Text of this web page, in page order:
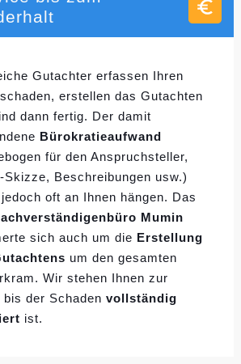
Gutachter erfassen Ihren
erstellen das Gutachten
dann fertig. Der damit
Bürokratieaufwand
für den Anspruchsteller,
Skizze, Beschreibungen usw.)
oft an Ihnen hängen. Das
Mumin
sich auch um die Erstellung
um den gesamten
Wir stehen Ihnen zur
bis der Schaden vollständig
ist.